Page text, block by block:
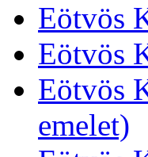
Eötvös
Eötvös
Eötvös
emelet)